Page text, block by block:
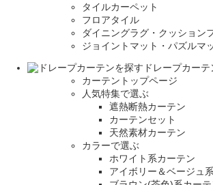
タイルカーペット
フロアタイル
ダイニングラグ・クッション
ジョイントマット・パズルマ
ドレープカーテ
カーテントップページ
人気特集で選ぶ
遮熱断熱カーテン
カーテンセット
天然素材カーテン
カラーで選ぶ
ホワイト系カーテン
アイボリー＆ベージュ